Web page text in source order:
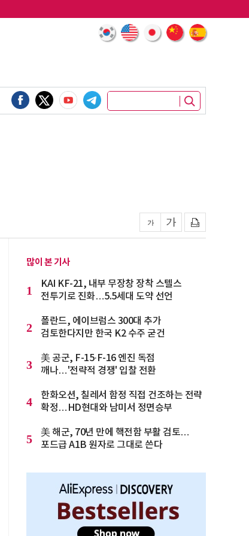
많이 본 기사
1
KAI KF-21, 내부 무장창 장착 스텔스
전투기로 진화…5.5세대 도약 선언
2
폴란드, 에이브럼스 300대 추가
검토한다지만 한국 K2 수주 굳건
3
美 공군, F-15·F-16 엔진 독점
깨나…'전략적 경쟁' 입찰 전환
4
한화오션, 칠레서 함정 직접 건조하는 전략
확정…HD현대와 남미서 정면승부
5
美 해군, 70년 만에 핵전함 부활 검토…
포드급 A1B 원자로 그대로 쓴다